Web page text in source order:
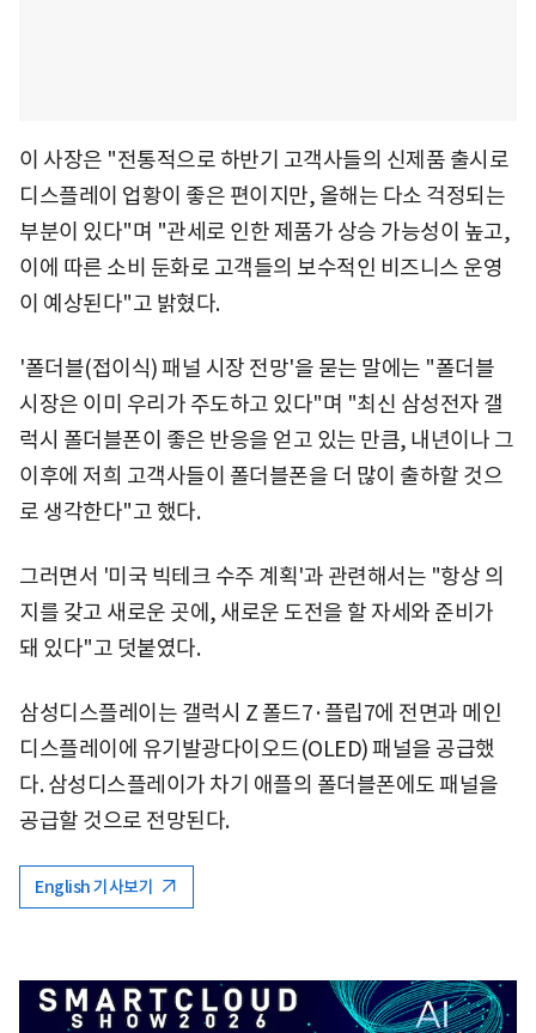
이 사장은 "전통적으로 하반기 고객사들의 신제품 출시로
디스플레이 업황이 좋은 편이지만, 올해는 다소 걱정되는
부분이 있다"며 "관세로 인한 제품가 상승 가능성이 높고,
이에 따른 소비 둔화로 고객들의 보수적인 비즈니스 운영
이 예상된다"고 밝혔다.
'폴더블(접이식) 패널 시장 전망'을 묻는 말에는 "폴더블
시장은 이미 우리가 주도하고 있다"며 "최신 삼성전자 갤
럭시 폴더블폰이 좋은 반응을 얻고 있는 만큼, 내년이나 그
이후에 저희 고객사들이 폴더블폰을 더 많이 출하할 것으
로 생각한다"고 했다.
그러면서 '미국 빅테크 수주 계획'과 관련해서는 "항상 의
지를 갖고 새로운 곳에, 새로운 도전을 할 자세와 준비가
돼 있다"고 덧붙였다.
삼성디스플레이는 갤럭시 Z 폴드7·플립7에 전면과 메인
디스플레이에 유기발광다이오드(OLED) 패널을 공급했
다. 삼성디스플레이가 차기 애플의 폴더블폰에도 패널을
공급할 것으로 전망된다.
English 기사보기